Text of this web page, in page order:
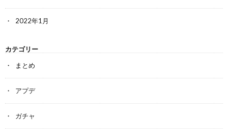
2022年1月
カテゴリー
まとめ
アプデ
ガチャ